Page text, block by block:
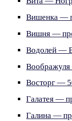
Вишенка —
Вишня —
Водолей —
Восторг —
Галатея —
Галина —